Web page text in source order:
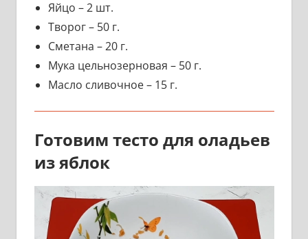
Яйцо – 2 шт.
Творог – 50 г.
Сметана – 20 г.
Мука цельнозерновая – 50 г.
Масло сливочное – 15 г.
Готовим тесто для оладьев
из яблок